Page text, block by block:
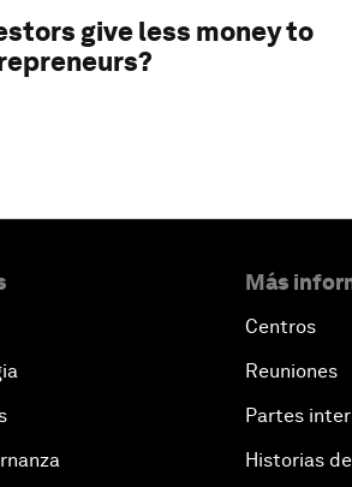
give less money to
Más
Centros
Reuniones
Partes
Historias